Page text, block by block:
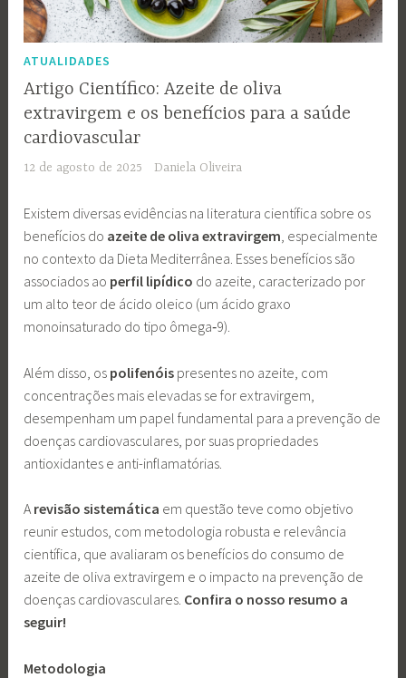
ATUALIDADES
Artigo Científico: Azeite de oliva
extravirgem e os benefícios para a saúde
cardiovascular
12 de agosto de 2025 Daniela Oliveira
Existem diversas evidências na literatura científica sobre os
benefícios do azeite de oliva extravirgem, especialmente
no contexto da Dieta Mediterrânea. Esses benefícios são
associados ao perfil lipídico do azeite, caracterizado por
um alto teor de ácido oleico (um ácido graxo
monoinsaturado do tipo ômega‑9).
Além disso, os polifenóis presentes no azeite, com
concentrações mais elevadas se for extravirgem,
desempenham um papel fundamental para a prevenção de
doenças cardiovasculares, por suas propriedades
antioxidantes e anti-inflamatórias.
A revisão sistemática em questão teve como objetivo
reunir estudos, com metodologia robusta e relevância
científica, que avaliaram os benefícios do consumo de
azeite de oliva extravirgem e o impacto na prevenção de
doenças cardiovasculares. Confira o nosso resumo a
seguir!
Metodologia